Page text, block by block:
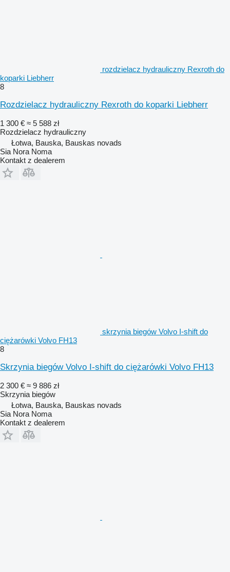
rozdzielacz hydrauliczny Rexroth do
koparki Liebherr
8
Rozdzielacz hydrauliczny Rexroth do koparki Liebherr
1 300 € ≈ 5 588 zł
Rozdzielacz hydrauliczny
Łotwa, Bauska, Bauskas novads
Sia Nora Noma
Kontakt z dealerem
skrzynia biegów Volvo I-shift do
ciężarówki Volvo FH13
8
Skrzynia biegów Volvo I-shift do ciężarówki Volvo FH13
2 300 € ≈ 9 886 zł
Skrzynia biegów
Łotwa, Bauska, Bauskas novads
Sia Nora Noma
Kontakt z dealerem